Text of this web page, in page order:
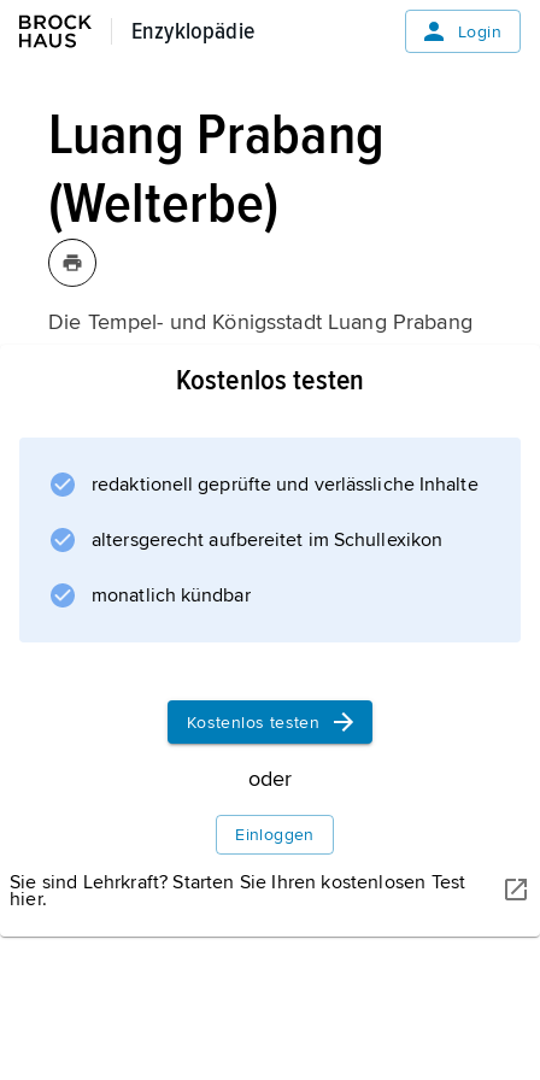
Enzyklopädie
Enzyklopädie Login
Luang Prabang
(Welterbe)
Die Tempel- und Königsstadt Luang Prabang
Mekong. Sie war über Jahrhunderte Sitz der
Tempel. Herausragend ist der prächtige
Jahrhundert.
Mit der Ruhe des
Informationen zum Artikel
Kostenlos testen
redaktionell geprüfte und verlässliche Inhalte
altersgerecht aufbereitet im Schullexikon
monatlich kündbar
Kostenlos testen
oder
Einloggen
Sie sind Lehrkraft? Starten Sie Ihren kostenlosen Test
hier.